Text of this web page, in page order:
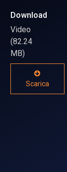
Download
Video
(82.24
MB)
Scarica